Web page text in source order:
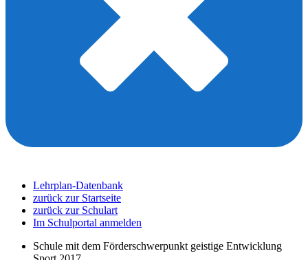
Lehrplan-Datenbank
zurück zur Startseite
zurück zur Schulart
Im Schulportal anmelden
Schule mit dem Förderschwerpunkt geistige Entwicklung